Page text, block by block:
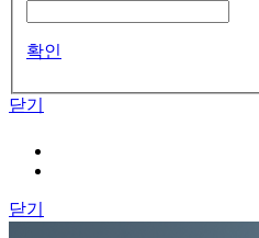
확인
닫기
닫기